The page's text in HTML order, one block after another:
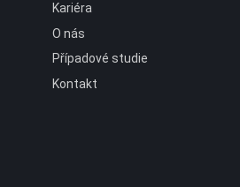
Kariéra
O nás
Případové studie
Kontakt